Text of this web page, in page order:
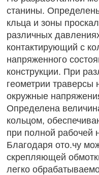
станины.
кльца и зоны
различных
контактирующий с
напряженного
конструкции. При
геометрии траверсы
окружные
Определена
кольцом,
при полной рабочей
Благодаря ото.чу
скрепляющей
легко